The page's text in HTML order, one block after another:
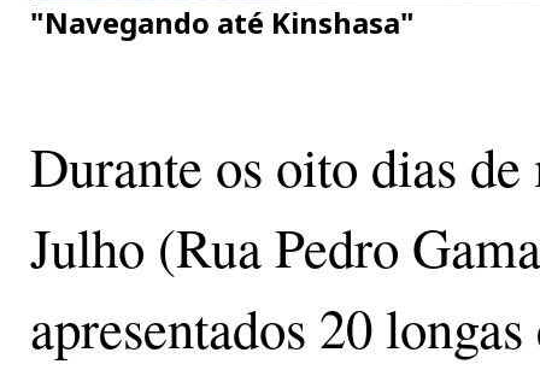
"Navegando até Kinshasa"
Durante os oito dias
Julho (Rua Pedro
apresentados 20